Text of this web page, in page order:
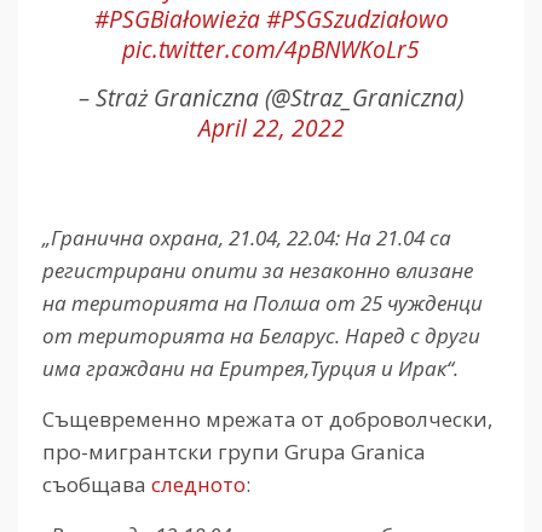
#PSGBiałowieża #PSGSzudziałowo
pic.twitter.com/4pBNWKoLr5
– Straż Graniczna (@Straz_Graniczna)
April 22, 2022
„Гранична охрана, 21.04, 22.04: На 21.04 са
регистрирани опити за незаконно влизане
на територията на Полша от 25 чужденци
от територията на Беларус. Наред с други
има граждани на Еритрея,Турция и Ирак“.
Същевременно мрежата от доброволчески,
про-мигрантски групи Grupa Granica
съобщава следното: